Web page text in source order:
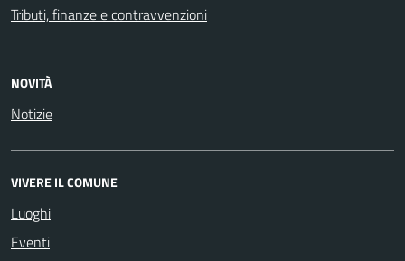
Tributi, finanze e contravvenzioni
NOVITÀ
Notizie
VIVERE IL COMUNE
Luoghi
Eventi